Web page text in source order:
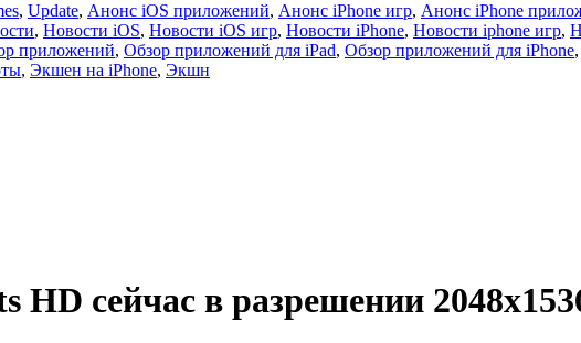
, Update, Анонс iOS приложений, Анонс iPhone игр, Анонс iPhone
, Новости iOS, Новости iOS игр, Новости iPhone, Новости iphone игр,
приложений, Обзор приложений для iPad, Обзор приложений для iPhone,
, Экшен на iPhone, Экшн
сейчас в разрешении